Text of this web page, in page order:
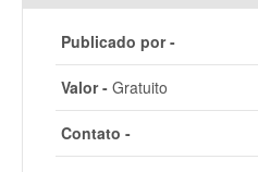
Publicado por -
Valor - Gratuito
Contato -